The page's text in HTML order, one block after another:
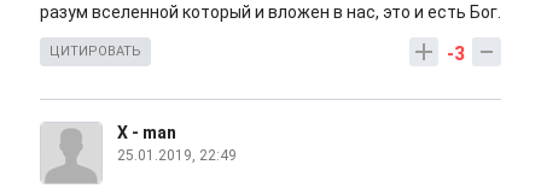
разум вселенной который и вложен в нас, это и есть Бог.
-3
ЦИТИРОВАТЬ
X - man
25.01.2019, 22:49